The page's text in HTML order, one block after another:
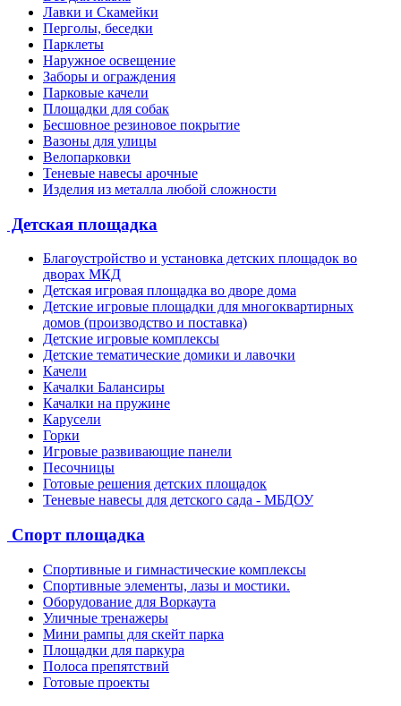
Лавки и Скамейки
Перголы, беседки
Парклеты
Наружное освещение
Заборы и ограждения
Парковые качели
Площадки для собак
Бесшовное резиновое покрытие
Вазоны для улицы
Велопарковки
Теневые навесы арочные
Изделия из металла любой сложности
Детская площадка
Благоустройство и установка детских площадок во
дворах МКД
Детская игровая площадка во дворе дома
Детские игровые площадки для многоквартирных
домов (производство и поставка)
Детские игровые комплексы
Детские тематические домики и лавочки
Качели
Качалки Балансиры
Качалки на пружине
Карусели
Горки
Игровые развивающие панели
Песочницы
Готовые решения детских площадок
Теневые навесы для детского сада - МБДОУ
Спорт площадка
Спортивные и гимнастические комплексы
Спортивные элементы, лазы и мостики.
Оборудование для Воркаута
Уличные тренажеры
Мини рампы для скейт парка
Площадки для паркура
Полоса препятствий
Готовые проекты